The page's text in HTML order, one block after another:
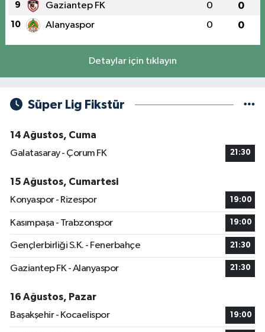
9 Gaziantep FK 0 0
10 Alanyaspor 0 0
Detaylar için tıklayın
Süper Lig Fikstür
14 Ağustos, Cuma
Galatasaray - Çorum FK
21:30
15 Ağustos, Cumartesi
Konyaspor - Rizespor
19:00
Kasımpaşa - Trabzonspor 19:00
Gençlerbirliği S.K. - Fenerbahçe 21:30
Gaziantep FK - Alanyaspor 21:30
16 Ağustos, Pazar
Başakşehir - Kocaelispor
19:00